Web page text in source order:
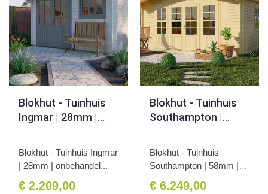
Blokhut - Tuinhuis
Ingmar | 28mm |
Blokhut - Tuinhuis Ingmar
| 28mm | onbehandel...
€ 2.209,00
Blokhut - Tuinhuis
Southampton |
Blokhut - Tuinhuis
Southampton | 58mm |
€ 6.249,00